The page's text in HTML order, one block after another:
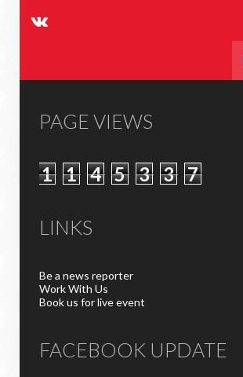
PAGE VIEWS
1 1 4 5 3 3 7
LINKS
Be a news reporter
Work With Us
Book us for live event
FACEBOOK UPDATE